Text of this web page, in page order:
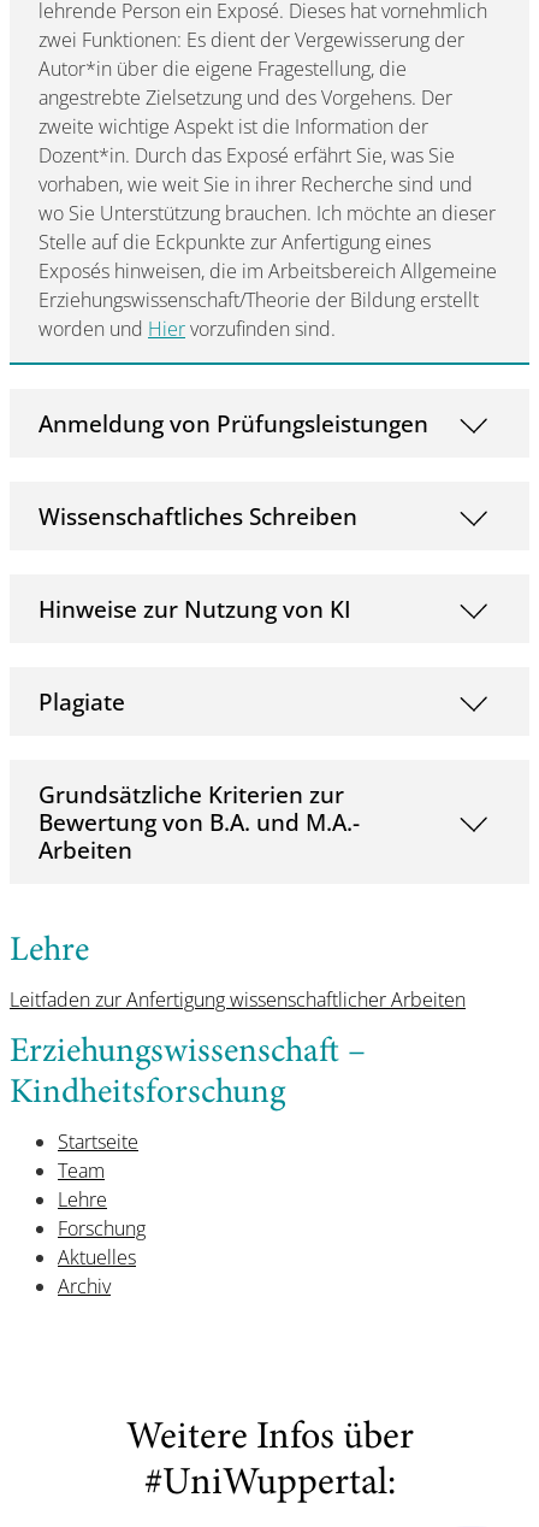
lehrende Person ein Exposé. Dieses hat vornehmlich
zwei Funktionen: Es dient der Vergewisserung der
Autor*in über die eigene Fragestellung, die
angestrebte Zielsetzung und des Vorgehens. Der
zweite wichtige Aspekt ist die Information der
Dozent*in. Durch das Exposé erfährt Sie, was Sie
vorhaben, wie weit Sie in ihrer Recherche sind und
wo Sie Unterstützung brauchen. Ich möchte an dieser
Stelle auf die Eckpunkte zur Anfertigung eines
Exposés hinweisen, die im Arbeitsbereich Allgemeine
Erziehungswissenschaft/Theorie der Bildung erstellt
worden und Hiervorzufinden sind.
Anmeldung von Prüfungsleistungen
Wissenschaftliches Schreiben
Hinweise zur Nutzung von KI
Plagiate
Grundsätzliche Kriterien zur
Bewertung von B.A. und M.A.-
Arbeiten
Lehre
Leitfaden zur Anfertigung wissenschaftlicher Arbeiten
Erziehungswissenschaft –
Kindheitsforschung
Startseite
Team
Lehre
Forschung
Aktuelles
Archiv
Weitere Infos über
#UniWuppertal: